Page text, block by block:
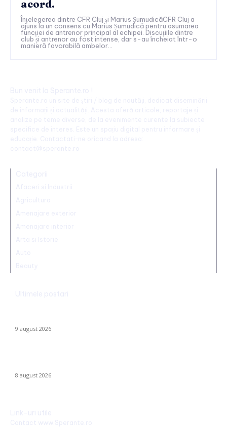
acord.
Înțelegerea dintre CFR Cluj și Marius ȘumudicăCFR Cluj a
ajuns la un consens cu Marius Șumudică pentru asumarea
funcției de antrenor principal al echipei. Discuțiile dintre
club și antrenor au fost intense, dar s-au încheiat într-o
manieră favorabilă ambelor...
9 august 2026
8 august 2026